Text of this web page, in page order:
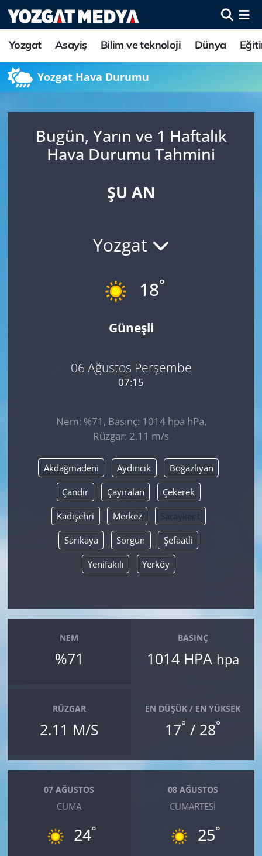
Yozgat Asayiş Bilim ve teknoloji Dünya
Yozgat Hava Durumu
Bugün, Yarın ve 1 Haftalık
Hava Durumu Tahmini
ŞU AN
Yozgat
18°
Güneşli
06 Ağustos Perşembe
07:15
Nem: %71, Basınç: 1014 hpa hPa,
Rüzgar: 2.11 m/s
Akdağmadeni Aydıncık Boğazlıyan
Çandır Çayıralan Çekerek
Kadışehri Merkez Saraykent
Sarıkaya Sorgun Şefaatli
Yenifakılı Yerköy
NEM
%71
BASINÇ
1014 HPA hpa
RÜZGAR
2.11 M/S
EN DÜŞÜK / EN YÜKSEK
17° / 28°
07 AĞUSTOS
CUMA
24°
08 AĞUSTOS
CUMARTESI
25°